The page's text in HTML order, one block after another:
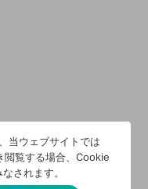
当ウェブサイトでは
閲覧する場合、Cookie
されます。